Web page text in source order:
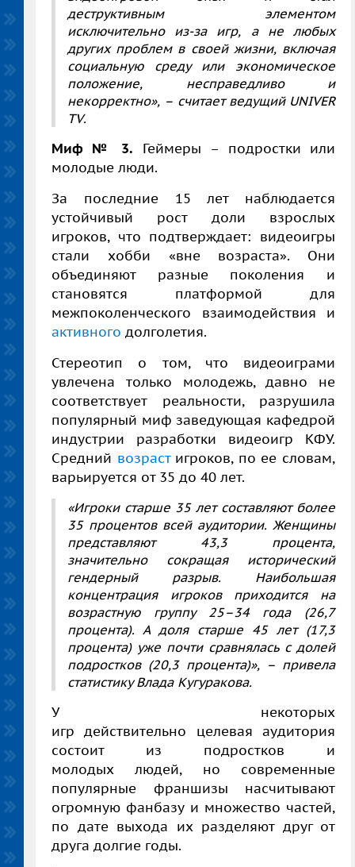
деструктивным элементом
исключительно из-за игр, а не любых
других проблем в своей жизни, включая
социальную среду или экономическое
положение, несправедливо и
некорректно», – считает ведущий UNIVER
TV.
Миф № 3.
Геймеры – подростки или
молодые люди.
За последние 15 лет наблюдается
устойчивый рост доли взрослых
игроков, что подтверждает: видеоигры
стали хобби «вне возраста». Они
объединяют разные поколения и
становятся платформой для
межпоколенческого взаимодействия и
активного долголетия.
Стереотип о том, что видеоиграми
увлечена только молодежь, давно не
соответствует реальности, разрушила
популярный миф заведующая кафедрой
индустрии разработки видеоигр КФУ.
Средний возрастигроков, по ее словам,
варьируется от 35 до 40 лет.
«Игроки старше 35 лет составляют более
35 процентов всей аудитории. Женщины
представляют 43,3 процента,
значительно сокращая исторический
гендерный разрыв. Наибольшая
концентрация игроков приходится на
возрастную группу 25–34 года (26,7
процента). А доля старше 45 лет (17,3
процента) уже почти сравнялась с долей
подростков (20,3 процента)», – привела
статистику Влада Кугуракова.
У некоторых
игр действительно целевая аудитория
состоит из подростков и
молодых людей, но современные
популярные франшизы насчитывают
огромную фанбазу и множество частей,
по дате выхода их разделяют друг от
друга долгие годы.